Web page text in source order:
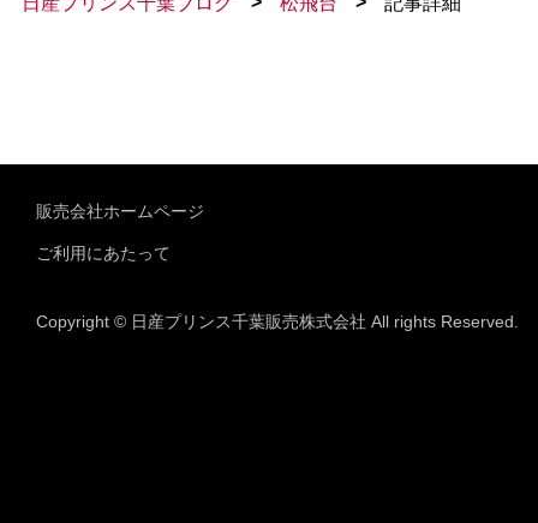
販売会社ホームページ
ご利用にあたって
Copyright © 日産プリンス千葉販売株式会社 All rights Reserved.